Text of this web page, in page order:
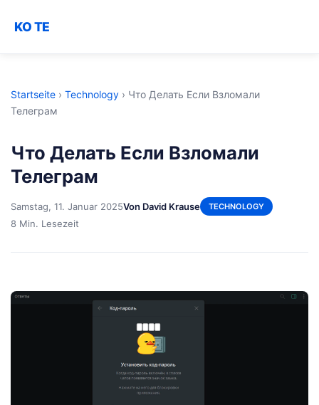
KO TE
Startseite › Technology › Что Делать Если Взломали
Телеграм
Что Делать Если Взломали
Телеграм
Samstag, 11. Januar 2025Von David Krause TECHNOLOGY
8 Min. Lesezeit